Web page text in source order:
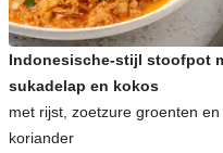
Indonesische-stijl stoofpot
sukadelap en kokos
met rijst, zoetzure groenten en
koriander